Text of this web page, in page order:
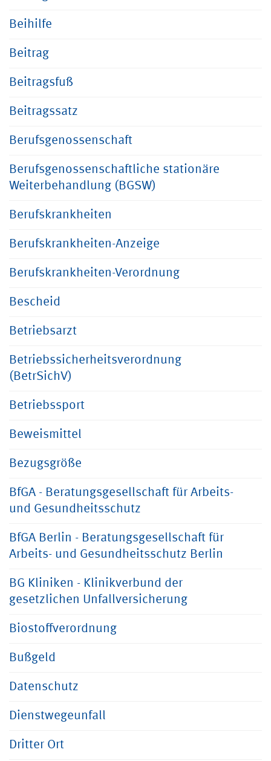
Beihilfe
Beitrag
Beitragsfuß
Beitragssatz
Berufsgenossenschaft
Berufsgenossenschaftliche stationäre
Weiterbehandlung (BGSW)
Berufskrankheiten
Berufskrankheiten-Anzeige
Berufskrankheiten-Verordnung
Bescheid
Betriebsarzt
Betriebssicherheitsverordnung
(BetrSichV)
Betriebssport
Beweismittel
Bezugsgröße
BfGA - Beratungsgesellschaft für Arbeits-
und Gesundheitsschutz
BfGA Berlin - Beratungsgesellschaft für
Arbeits- und Gesundheitsschutz Berlin
BG Kliniken - Klinikverbund der
gesetzlichen Unfallversicherung
Biostoffverordnung
Bußgeld
Datenschutz
Dienstwegeunfall
Dritter Ort